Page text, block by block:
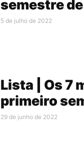
semestre
5 de julho de 2022
Lista | Os 7
primeiro
29 de junho de 2022